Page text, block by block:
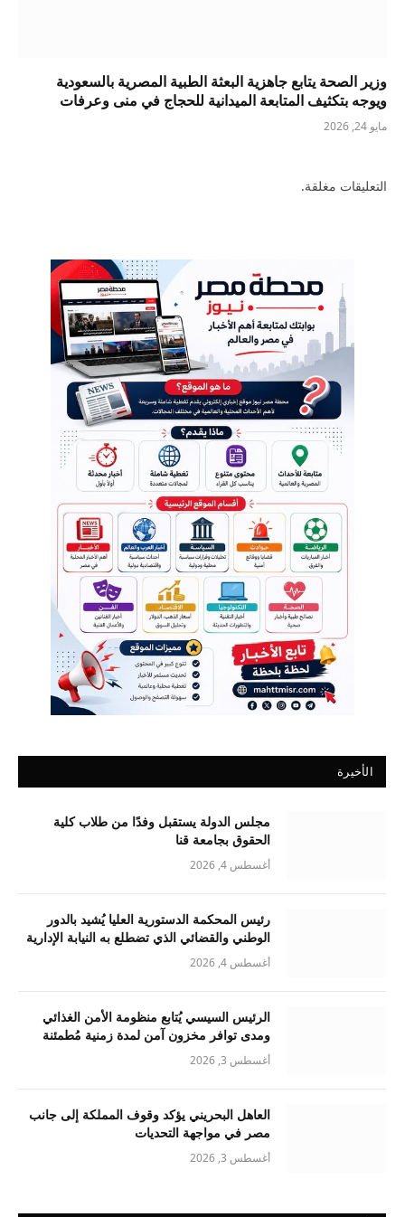
وزير الصحة يتابع جاهزية البعثة الطبية المصرية بالسعودية
ويوجه بتكثيف المتابعة الميدانية للحجاج في منى وعرفات
مايو 24, 2026
التعليقات مغلقة.
الأخيرة
مجلس الدولة يستقبل وفدًا من طلاب كلية
الحقوق بجامعة قنا
أغسطس 4, 2026
رئيس المحكمة الدستورية العليا يُشيد بالدور
الوطني والقضائي الذي تضطلع به النيابة الإدارية
أغسطس 4, 2026
الرئيس السيسي يُتابع منظومة الأمن الغذائي
ومدى توافر مخزون آمن لمدة زمنية مُطمئنة
أغسطس 3, 2026
العاهل البحريني يؤكد وقوف المملكة إلى جانب
مصر في مواجهة التحديات
أغسطس 3, 2026